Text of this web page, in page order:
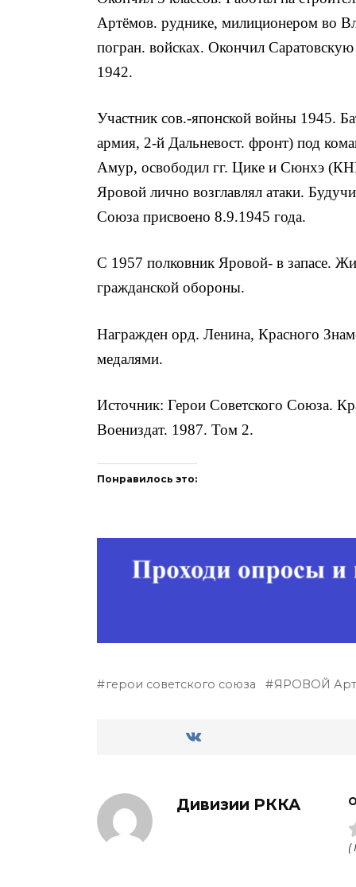
Артёмов. руднике, мили­ционером во
погран. войсках. Окончил
1942.
Участник сов.-японской войны 1945.
армия, 2-й Дальневост. фронт) под
Амур, освободил гг. Цике и Сюнхэ
Яровой лично возглавлял ата­ки.
Союза присвоено 8.9.1945 года.
С 1957 полковник Яровой- в запасе.
гражданской обороны.
Награжден орд. Ле­нина, Красного
медалями.
Источник: Герои Советского Союза.
Воениздат. 1987. Том 2.
Понравилось это:
герои советского союза ЯРОВОЙ
Дивизии РККА
(